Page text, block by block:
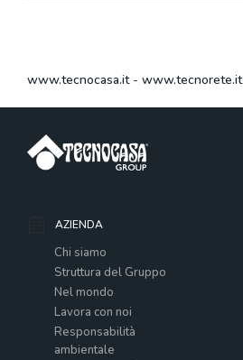
www.tecnocasa.it- www.tecnorete.it
AZIENDA
Chi siamo
Struttura del Gruppo
Nel mondo
Lavora con noi
Responsabilità
ambientale